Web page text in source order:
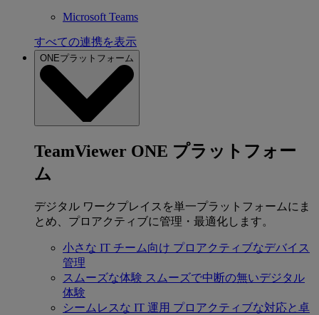
Microsoft Teams
すべての連携を表示
ONEプラットフォーム
TeamViewer ONE プラットフォー
ム
デジタル ワークプレイスを単一プラットフォームにま
とめ、プロアクティブに管理・最適化します。
小さな IT チーム向け プロアクティブなデバイス
管理
スムーズな体験 スムーズで中断の無いデジタル
体験
シームレスな IT 運用 プロアクティブな対応と卓